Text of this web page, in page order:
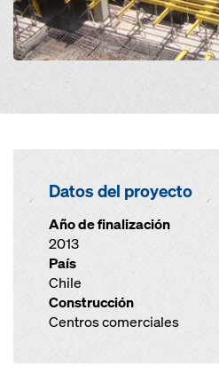
Datos del proyecto
Año de finalización
2013
País
Chile
Construcción
Centros comerciales